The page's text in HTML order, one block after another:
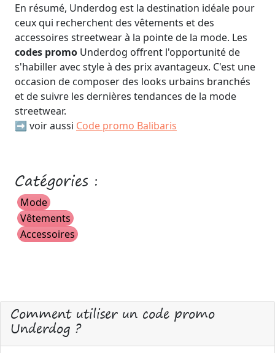
En résumé, Underdog est la destination idéale pour
ceux qui recherchent des vêtements et des
accessoires streetwear à la pointe de la mode. Les
codes promo Underdog offrent l'opportunité de
s'habiller avec style à des prix avantageux. C'est une
occasion de composer des looks urbains branchés
et de suivre les dernières tendances de la mode
streetwear.
➡️ voir aussi Code promo Balibaris
Catégories :
Mode
Vêtements
Accessoires
Comment utiliser un code promo
Underdog ?